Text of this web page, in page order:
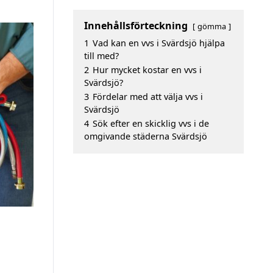
Innehållsförteckning gömma
1 Vad kan en vvs i Svärdsjö hjälpa
till med?
2 Hur mycket kostar en vvs i
Svärdsjö?
3 Fördelar med att välja vvs i
Svärdsjö
4 Sök efter en skicklig vvs i de
omgivande städerna Svärdsjö